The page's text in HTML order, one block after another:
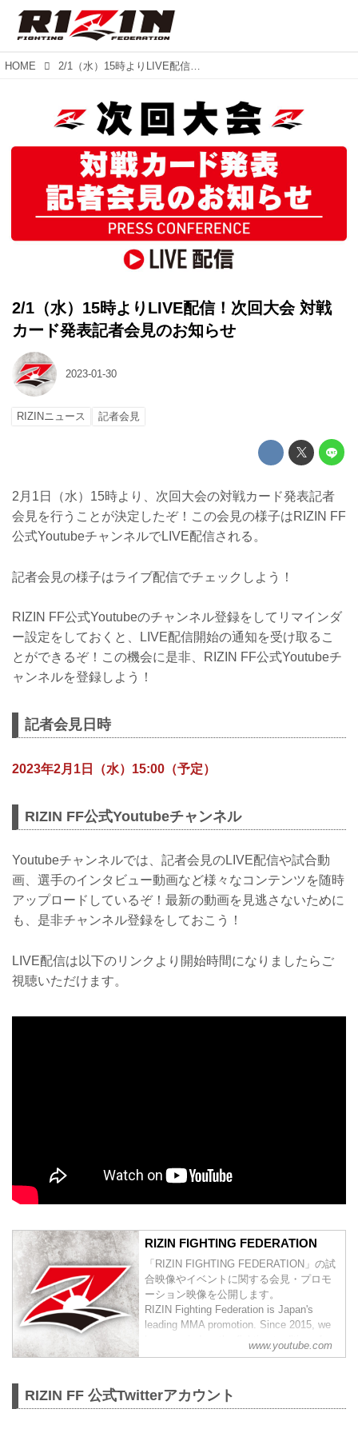
HOME 2/1（水）15時よりLIVE配信！次回大会 対戦カード発表記者会見のお知らせ
2/1（水）15時よりLIVE配信！次回大会 対戦
カード発表記者会見のお知らせ
2023-01-30
RIZINニュース 記者会見
2月1日（水）15時より、次回大会の対戦カード発表記者
会見を行うことが決定したぞ！この会見の様子はRIZIN FF
公式YoutubeチャンネルでLIVE配信される。
記者会見の様子はライブ配信でチェックしよう！
RIZIN FF公式Youtubeのチャンネル登録をしてリマインダ
ー設定をしておくと、LIVE配信開始の通知を受け取るこ
とができるぞ！この機会に是非、RIZIN FF公式Youtubeチ
ャンネルを登録しよう！
記者会見日時
2023年2月1日（水）15:00（予定）
RIZIN FF公式Youtubeチャンネル
Youtubeチャンネルでは、記者会見のLIVE配信や試合動
画、選手のインタビュー動画など様々なコンテンツを随時
アップロードしているぞ！最新の動画を見逃さないために
も、是非チャンネル登録をしておこう！
LIVE配信は以下のリンクより開始時間になりましたらご
視聴いただけます。
RIZIN FIGHTING FEDERATION
「RIZIN FIGHTING FEDERATION」の試
合映像やイベントに関する会見・プロモ
ーション映像を公開します。
RIZIN Fighting Federation is Japan's
leading MMA promotion. Since 2015, we
have carried on the fighting tradition of
previous world class MMA promotions
www.youtube.com
RIZIN FF 公式Twitterアカウント